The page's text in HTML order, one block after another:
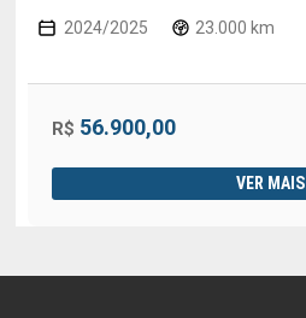
2024/2025 23.000 km
R$ 56.900,00
VER MAIS